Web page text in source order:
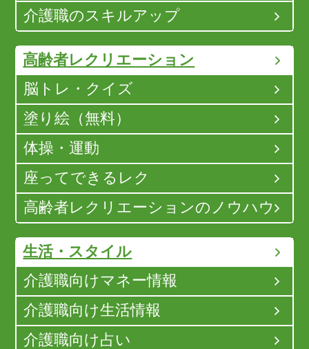
介護職のスキルアップ
高齢者レクリエーション
脳トレ・クイズ
塗り絵（無料）
体操・運動
座ってできるレク
高齢者レクリエーションのノウハウ
生活・スタイル
介護職向けマネー情報
介護職向け生活情報
介護職向け占い